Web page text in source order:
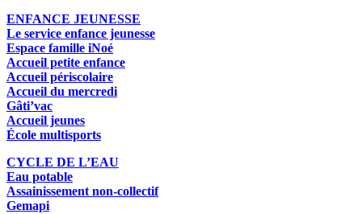
ENFANCE JEUNESSE
Le service enfance jeunesse
Espace famille iNoé
Accueil petite enfance
Accueil périscolaire
Accueil du mercredi
Gâti’vac
Accueil jeunes
École multisports
CYCLE DE L’EAU
Eau potable
Assainissement non-collectif
Gemapi